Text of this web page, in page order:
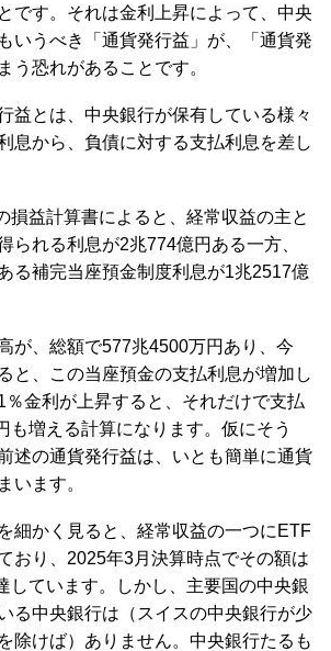
です。それは金利上昇によって、中央
いうべき「通貨発行益」が、「通貨発
う恐れがあることです。
益とは、中央銀行が保有している様々
息から、負債に対する支払利息を差し
損益計算書によると、経常収益の主と
られる利息が2兆774億円ある一方、
る補完当座預金制度利息が1兆2517億
が、総額で577兆4500万円あり、今
と、この当座預金の支払利息が増加し
金利が上昇すると、それだけで支払
も増える計算になります。仮にそう
述の通貨発行益は、いとも簡単に通貨
います。
細かく見ると、経常収益の一つにETF
おり、2025年3月決算時点でその額は
しています。しかし、主要国の中央銀
る中央銀行は（スイスの中央銀行が少
除けば）ありません。中央銀行たるも